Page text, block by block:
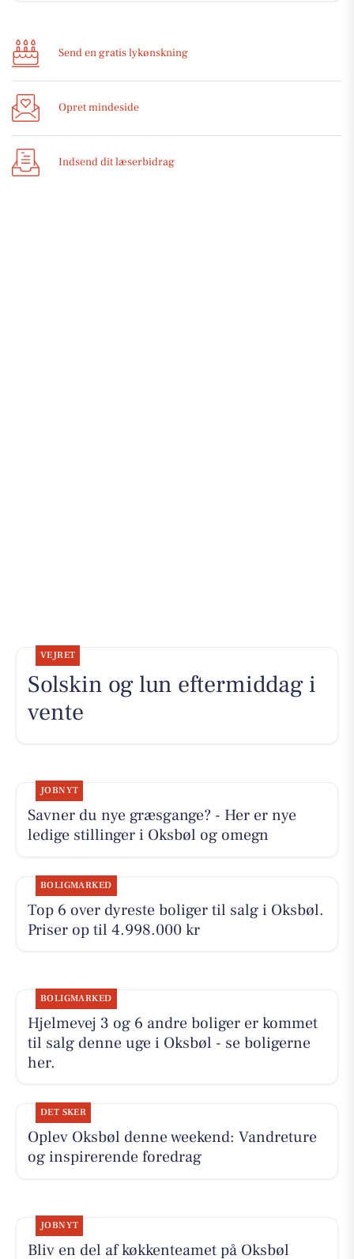
Send en gratis lykønskning
Opret mindeside
Indsend dit læserbidrag
VEJRET
Solskin og lun eftermiddag i
vente
JOBNYT
Savner du nye græsgange? - Her er nye
ledige stillinger i Oksbøl og omegn
BOLIGMARKED
Top 6 over dyreste boliger til salg i Oksbøl.
Priser op til 4.998.000 kr
BOLIGMARKED
Hjelmevej 3 og 6 andre boliger er kommet
til salg denne uge i Oksbøl - se boligerne
her.
DET SKER
Oplev Oksbøl denne weekend: Vandreture
og inspirerende foredrag
JOBNYT
Bliv en del af køkkenteamet på Oksbøl